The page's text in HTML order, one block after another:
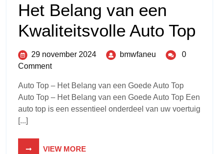
Het Belang van een
Kwaliteitsvolle Auto Top
29 november 2024 bmwfaneu
0
Comment
Auto Top – Het Belang van een Goede Auto Top
Auto Top – Het Belang van een Goede Auto Top Een
auto top is een essentieel onderdeel van uw voertuig
[...]
VIEW MORE